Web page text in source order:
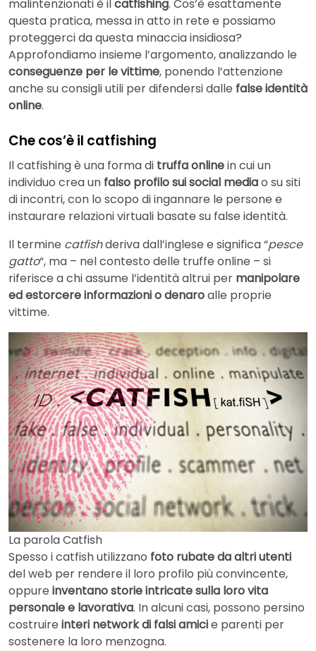
malintenzionati è ilcatfishing. Cos’è esattamente
questa pratica, messa in atto in rete e possiamo
proteggerci da questa minaccia insidiosa?
Approfondiamo insieme l’argomento, analizzando le
conseguenze per le vittime, ponendo l’attenzione
anche su consigli utili per difendersi dalle false identità
online.
Che cos’è il catfishing
Il catfishing è una forma di truffa onlinein cui un
individuo crea un falso profilo sui social mediao su siti
di incontri, con lo scopo di ingannare le persone e
instaurare relazioni virtuali basate su false identità.
Il termine catfishderiva dall’inglese e significa “pesce
gatto“, ma – nel contesto delle truffe online – si
riferisce a chi assume l’identità altrui per manipolare
ed estorcere informazioni o denaroalle proprie
vittime.
La parola Catfish
Spesso i catfish utilizzano foto rubate da altri utenti
del web per rendere il loro profilo più convincente,
oppure inventano storie intricate sulla loro vita
personale e lavorativa. In alcuni casi, possono persino
costruire interi network di falsi amicie parenti per
sostenere la loro menzogna.